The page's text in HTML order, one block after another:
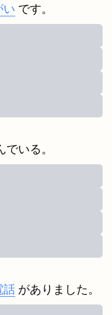
い です。
いる。
話 がありました。